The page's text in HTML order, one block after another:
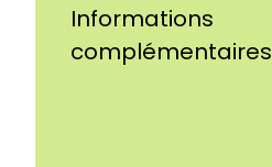
Informations
complémentaires